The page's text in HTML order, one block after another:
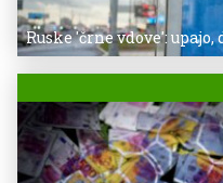
Ruske 'črne vdove':